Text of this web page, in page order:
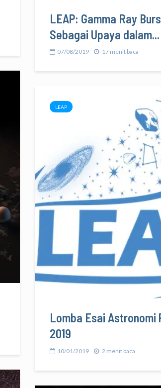
LEAP: Gamma Ray
Sebagai Upaya dalam...
07/08/2019 17 menit baca
LEAP
Lomba Esai Astronomi
2019
10/01/2019 2 menit baca